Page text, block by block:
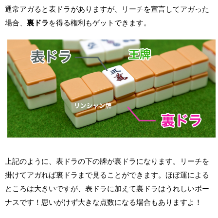
通常アガると表ドラがありますが、リーチを宣言してアガった
場合、 裏ドラを得る権利もゲットできます。
上記のように、表ドラの下の牌が裏ドラになります。リーチを
掛けてアガれば裏ドラまで見ることができます。ほぼ運による
ところは大きいですが、表ドラに加えて裏ドラはうれしいボー
ナスです！思いがけず大きな点数になる場合もありますよ！